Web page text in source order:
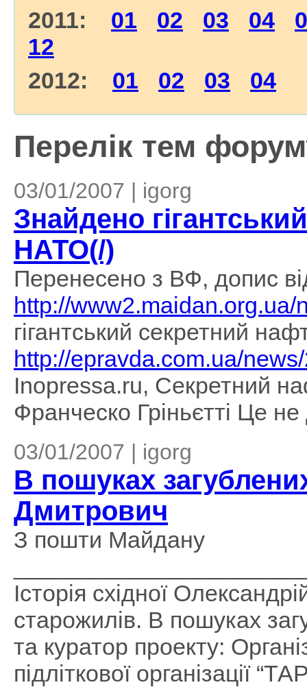
2011: 01 02 03 04
12
2012: 01 02 03 04
Перелік тем
03/01/2007 | igorg
Знайдено
НАТО(/)
Перенесено з ВФ, допис
http://www2.maidan.org.ua/
гігантський секретний
http://epravda.com.ua/
Inopressa.ru, Секретний
Франческо Гріньєтті Це
03/01/2007 | igorg
В пошуках
Дмитрович
З пошти Майдану
Історія східної
старожилів. В пошуках
та куратор проекту:
підліткової організації